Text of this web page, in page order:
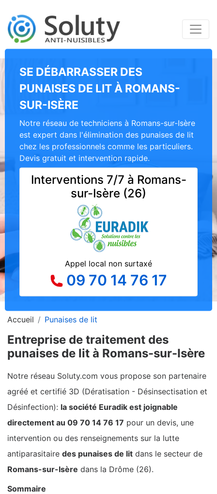
SE DÉBARRASSER DES
PUNAISES DE LIT À ROMANS-
SUR-ISÈRE
Notre réseau de techniciens à Romans-sur-Isère
est expert dans l'élimination des punaises de lit
chez les professionnels comme les particuliers.
Devis gratuit et intervention rapide.
Interventions 7/7 à Romans-
sur-Isère (26)
Appel local non surtaxé
09 70 14 76 17
Accueil Punaises de lit
Entreprise de traitement des
punaises de lit à Romans-sur-Isère
Notre réseau Soluty.com vous propose son partenaire
agréé et certifié 3D (Dératisation - Désinsectisation et
Désinfection): la société Euradik est joignable
directement au 09 70 14 76 17 pour un devis, une
intervention ou des renseignements sur la lutte
antiparasitaire des punaises de lit dans le secteur de
Romans-sur-Isère dans la Drôme (26).
Sommaire